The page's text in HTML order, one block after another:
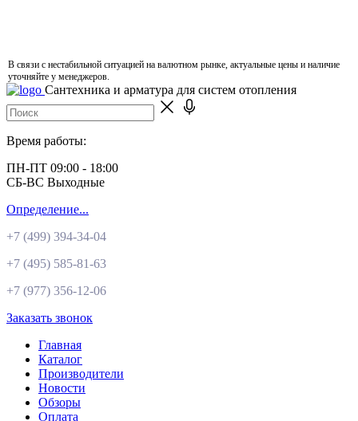
В связи с нестабильной ситуацией на валютном рынке, актуальные цены и наличие
уточняйте у менеджеров.
Сантехника и арматура для систем отопления
Время работы:
ПН-ПТ 09:00 - 18:00
СБ-ВС Выходные
Определение...
+7 (499) 394-34-04
+7 (495) 585-81-63
+7 (977) 356-12-06
Заказать звонок
Главная
Каталог
Производители
Новости
Обзоры
Оплата